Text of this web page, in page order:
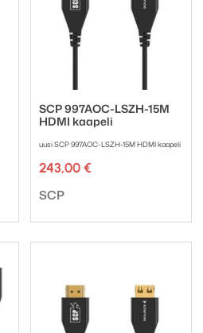
SCP 997AOC-LSZH-15M
HDMI kaapeli
uusi SCP 997AOC-LSZH-15M HDMI kaapeli
243,00 €
Tuotemerkki:
SCP